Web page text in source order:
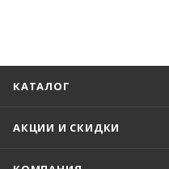
КАТАЛОГ
АКЦИИ И СКИДКИ